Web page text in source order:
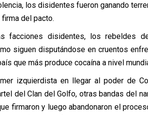
los disidentes fueron ganando
del pacto.
facciones disidentes, los rebeldes
siguen disputándose en cruentos
que más produce cocaína a nivel
izquierdista en llegar al poder de
del Clan del Golfo, otras bandas del
firmaron y luego abandonaron el